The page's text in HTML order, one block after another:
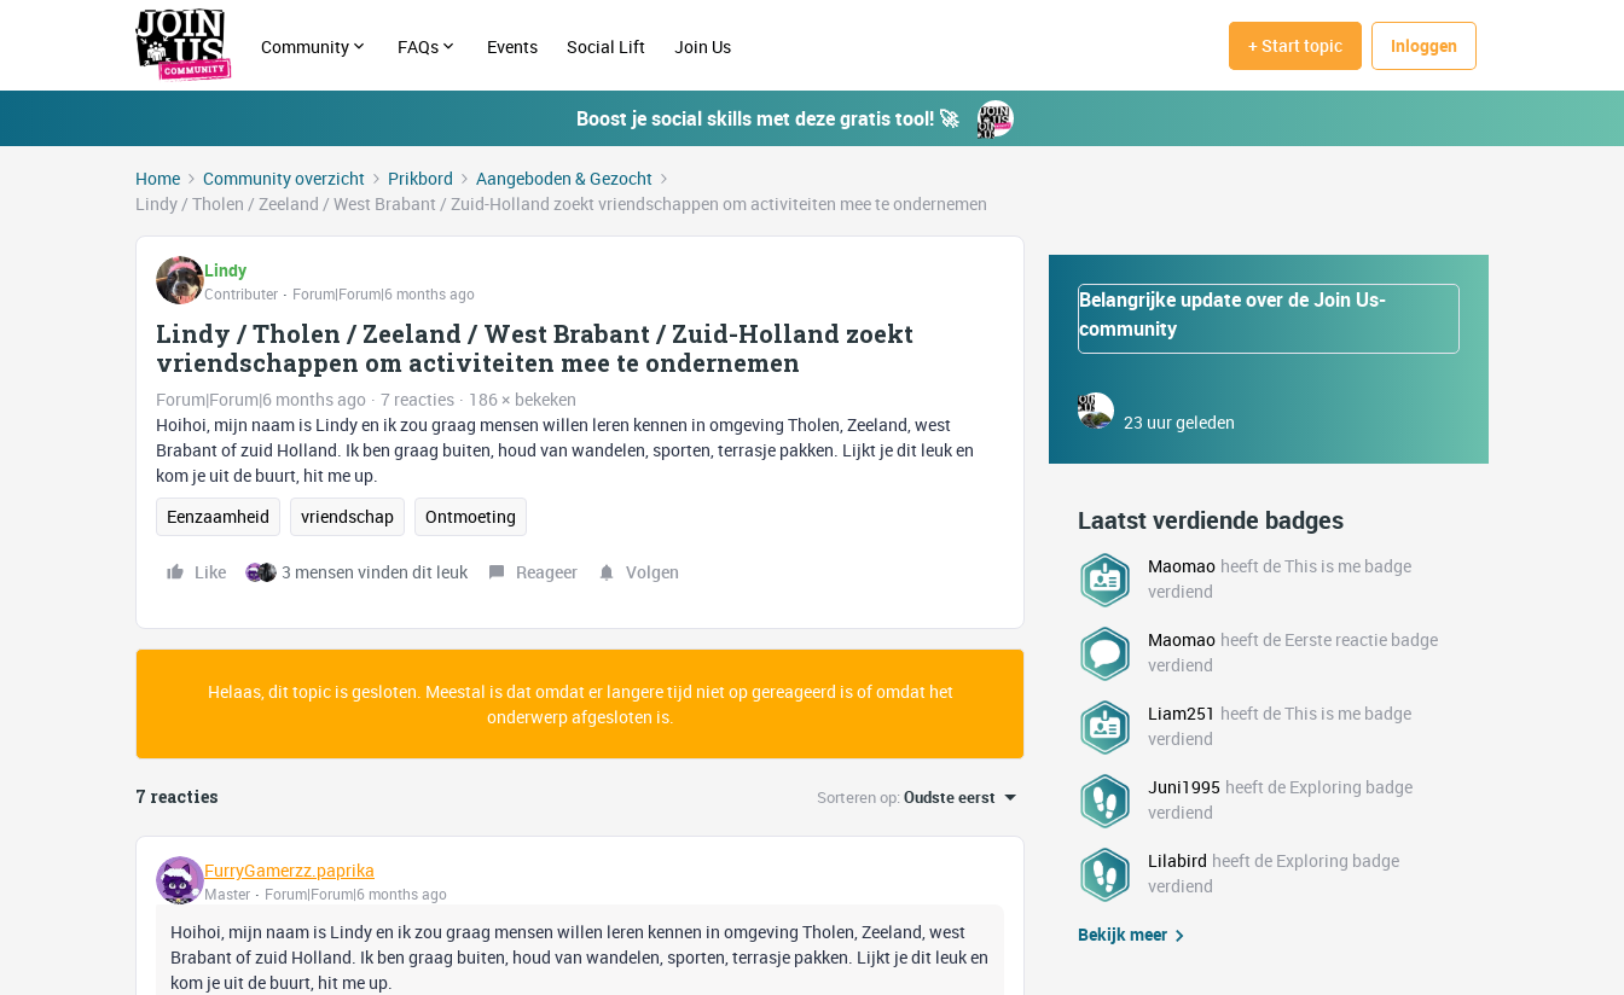
Community FAQs Events Social Lift Join Us + Start topic Inloggen
Boost je social skills met deze gratis tool! 🚀
Home Community overzicht Prikbord
Aangeboden & Gezocht
Lindy / Tholen / Zeeland / West Brabant / Zuid-Holland zoekt vriendschappen om activiteiten mee te ondernemen
Lindy
Contributer Forum|Forum|6 months ago
Lindy / Tholen / Zeeland / West Brabant / Zuid-Holland zoekt
vriendschappen om activiteiten mee te ondernemen
Forum|Forum|6 months ago 7 reacties
186 × bekeken
Hoihoi, mijn naam is Lindy en ik zou graag mensen willen leren kennen in omgeving Tholen, Zeeland, west
Brabant of zuid Holland. Ik ben graag buiten, houd van wandelen, sporten, terrasje pakken. Lijkt je dit leuk en
kom je uit de buurt, hit me up.
Eenzaamheid
vriendschap Ontmoeting
Like 3 mensen vinden dit leuk Reageer Volgen
Helaas, dit topic is gesloten. Meestal is dat omdat er langere tijd niet op gereageerd is of omdat het
onderwerp afgesloten is.
7 reacties Sorteren op:Oudste eerst
FurryGamerzz.paprika
Master Forum|Forum|6 months ago
Hoihoi, mijn naam is Lindy en ik zou graag mensen willen leren kennen in omgeving Tholen, Zeeland, west
Brabant of zuid Holland. Ik ben graag buiten, houd van wandelen, sporten, terrasje pakken. Lijkt je dit leuk en
kom je uit de buurt, hit me up.
Belangrijke update over de Join Us-
community
23 uur geleden
Laatst verdiende badges
Maomao heeft de This is me badge
verdiend
Maomao heeft de Eerste reactie badge
verdiend
Liam251 heeft de This is me badge
verdiend
Juni1995 heeft de Exploring badge
verdiend
Lilabird heeft de Exploring badge
verdiend
Bekijk meer